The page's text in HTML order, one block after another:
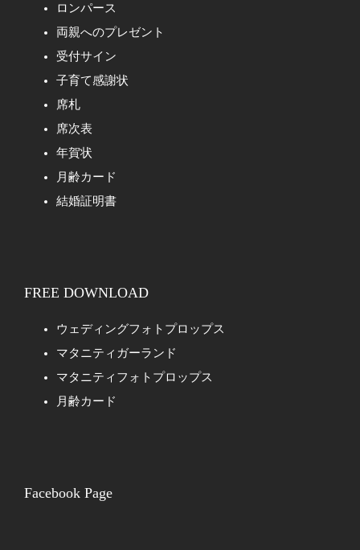
ロンパース
両親へのプレゼント
受付サイン
子育て感謝状
席札
席次表
年賀状
月齢カード
結婚証明書
FREE DOWNLOAD
ウェディングフォトプロップス
マタニティガーランド
マタニティフォトプロップス
月齢カード
Facebook Page